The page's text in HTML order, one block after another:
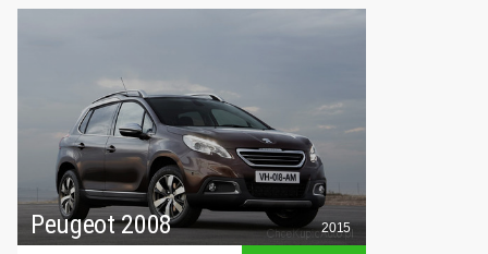
Peugeot 2008 2015